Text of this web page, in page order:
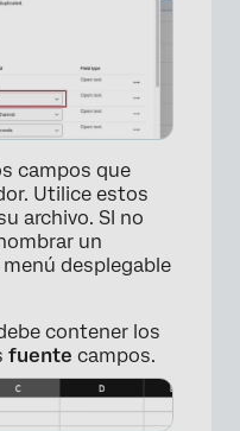
campos que
Utilice estos
archivo. SI no
un
desplegable
contener los
fuente campos.